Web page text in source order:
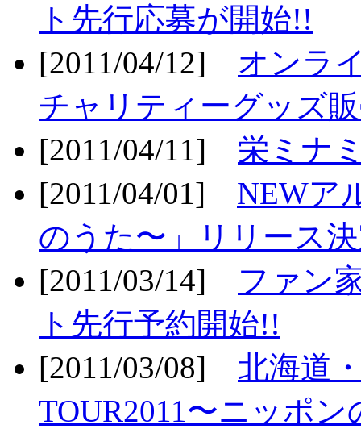
ト先行応募が開始!!
[2011/04/12] オンラ
チャリティーグッズ
[2011/04/11] 栄ミナ
[2011/04/01] NEWア
のうた〜」リリース
[2011/03/14] ファン
ト先行予約開始!!
[2011/03/08] 北海道
TOUR2011〜ニッポ